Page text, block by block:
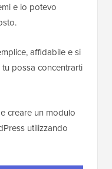
e io potevo
affidabile e si
possa concentrarti
creare un modulo
utilizzando